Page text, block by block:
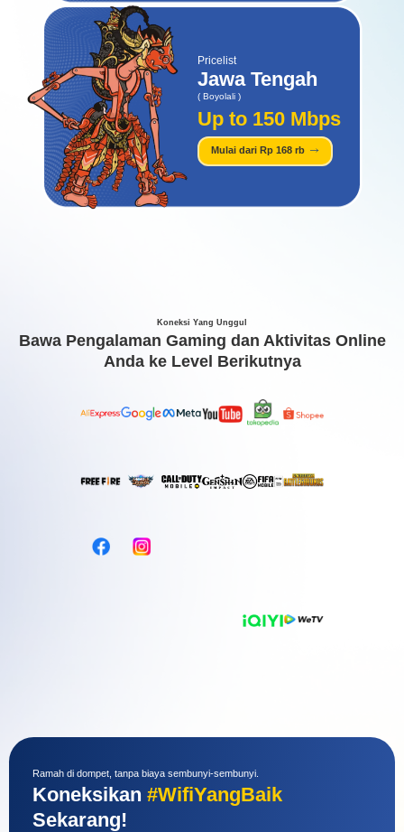
Pricelist
Jawa Tengah
( Boyolali )
Up to 150 Mbps
Mulai dari Rp 168 rb
Koneksi Yang Unggul
Bawa Pengalaman Gaming dan Aktivitas Online
Anda ke Level Berikutnya
Ramah di dompet, tanpa biaya sembunyi-sembunyi.
Koneksikan #WifiYangBaik
Sekarang!